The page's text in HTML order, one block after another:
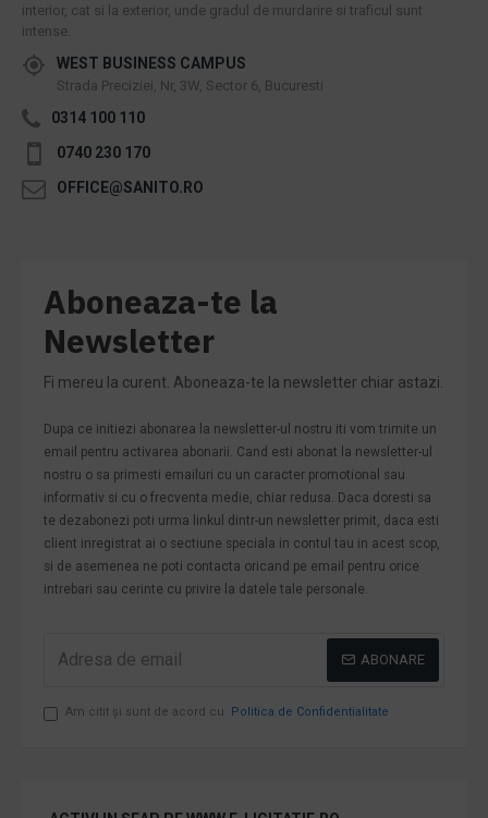
interior, cat si la exterior, unde gradul de murdarire si traficul sunt
intense.
WEST BUSINESS CAMPUS
Strada Preciziei, Nr, 3W, Sector 6, Bucuresti
0314 100 110
0740 230 170
OFFICE@SANITO.RO
Aboneaza-te la
Newsletter
Fi mereu la curent. Aboneaza-te la newsletter chiar astazi.
Dupa ce initiezi abonarea la newsletter-ul nostru iti vom trimite un
email pentru activarea abonarii. Cand esti abonat la newsletter-ul
nostru o sa primesti emailuri cu un caracter promotional sau
informativ si cu o frecventa medie, chiar redusa. Daca doresti sa
te dezabonezi poti urma linkul dintr-un newsletter primit, daca esti
client inregistrat ai o sectiune speciala in contul tau in acest scop,
si de asemenea ne poti contacta oricand pe email pentru orice
intrebari sau cerinte cu privire la datele tale personale.
ABONARE
Am citit şi sunt de acord cu Politica de Confidentialitate